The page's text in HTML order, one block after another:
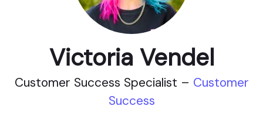
Victoria Vendel
Customer Success Specialist – Customer
Success